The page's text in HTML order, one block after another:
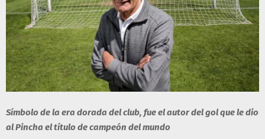
Símbolo de la era dorada del club, fue el autor del gol que le dio
al Pincha el título de campeón del mundo